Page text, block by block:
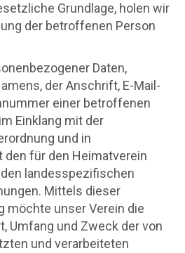
Grundlage, holen wir
der betroffenen Person
Daten,
der Anschrift, E-Mail-
einer betroffenen
Einklang mit der
und in
für den Heimatverein
landesspezifischen
Mittels dieser
möchte unser Verein die
Umfang und Zweck der von
und verarbeiteten